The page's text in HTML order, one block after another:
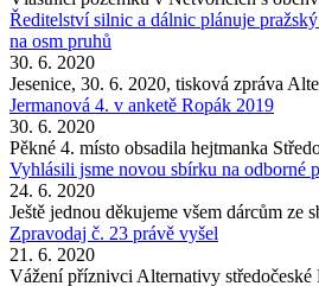
Ředitelství silnic a dálnic plánuje
na osm pruhů
30. 6. 2020
Jesenice, 30. 6. 2020, tisková zpráva
Jermanová 4. v anketě Ropák 2019
30. 6. 2020
Pěkné 4. místo obsadila hejtmanka
Vyhlásili jsme novou sbírku na odborné
24. 6. 2020
Ještě jednou děkujeme všem dárcům ze
Zpravodaj č. 23 právě vyšel
21. 6. 2020
Vážení příznivci Alternativy středočeské